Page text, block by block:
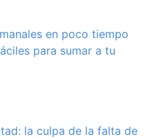
en poco tiempo
para sumar a tu
la culpa de la falta de